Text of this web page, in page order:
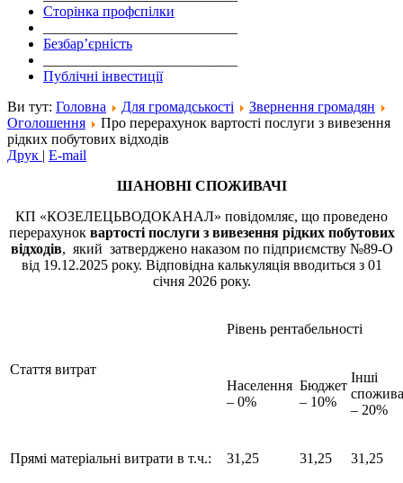
Сторінка профспілки
Безбар’єрність
Публічні інвестиції
Ви тут: Головна Для громадськості
Звернення громадян
Оголошення
Про перерахунок вартості послуги з вивезення
рідких побутових відходів
Друк | E-mail
ШАНОВНІ СПОЖИВАЧІ
КП «КОЗЕЛЕЦЬВОДОКАНАЛ» повідомляє, що проведено
перерахунок вартості послуги з вивезення рідких побутових
відходів, який затверджено наказом по підприємству №89-О
від 19.12.2025 року. Відповідна калькуляція вводиться з 01
січня 2026 року.
Стаття витрат
Рівень рентабельності
Населення
– 0%
Бюджет
– 10%
Інші
– 20%
Прямі матеріальні витрати в т.ч.: 31,25 31,25 31,25